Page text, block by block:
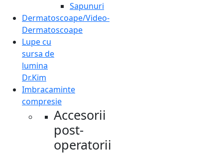
Sapunuri
Dermatoscoape/Video-
Dermatoscoape
Lupe cu
sursa de
lumina
Dr.Kim
Imbracaminte
compresie
Accesorii
post-
operatorii